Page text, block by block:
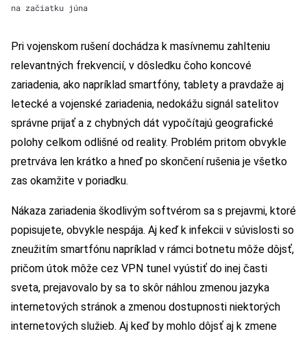
na začiatku júna
Pri vojenskom rušení dochádza k masívnemu zahlteniu
relevantných frekvencií, v dôsledku čoho koncové
zariadenia, ako napríklad smartfóny, tablety a pravdaže aj
letecké a vojenské zariadenia, nedokážu signál satelitov
správne prijať a z chybných dát vypočítajú geografické
polohy celkom odlišné od reality. Problém pritom obvykle
pretrváva len krátko a hneď po skončení rušenia je všetko
zas okamžite v poriadku.
Nákaza zariadenia škodlivým softvérom sa s prejavmi, ktoré
popisujete, obvykle nespája. Aj keď k infekcii v súvislosti so
zneužitím smartfónu napríklad v rámci botnetu môže dôjsť,
pričom útok môže cez VPN tunel vyústiť do inej časti
sveta, prejavovalo by sa to skôr náhlou zmenou jazyka
internetových stránok a zmenou dostupnosti niektorých
internetových služieb. Aj keď by mohlo dôjsť aj k zmene